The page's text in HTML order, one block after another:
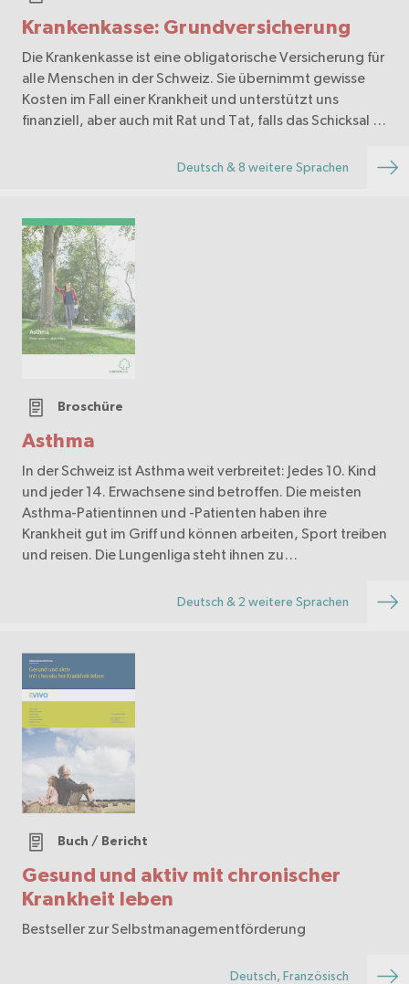
Krankenkasse: Grundversicherung
Die Krankenkasse ist eine obligatorische Versicherung für
alle Menschen in der Schweiz. Sie übernimmt gewisse
Kosten im Fall einer Krankheit und unterstützt uns
finanziell, aber auch mit Rat und Tat, falls das Schicksal es
Deutsch & 8 weitere Sprachen
Asthma
Broschüre
In der Schweiz ist Asthma weit verbreitet: Jedes 10. Kind
und jeder 14. Erwachsene sind betroffen. Die meisten
Asthma-Patientinnen und -Patienten haben ihre
Krankheit gut im Griff und können arbeiten, Sport treiben
und reisen. Die Lungenliga steht ihnen zu…
Deutsch & 2 weitere Sprachen
Gesund und aktiv mit chronischer
Krankheit leben
Buch / Bericht
Bestseller zur Selbstmanagementförderung
Deutsch, Französisch